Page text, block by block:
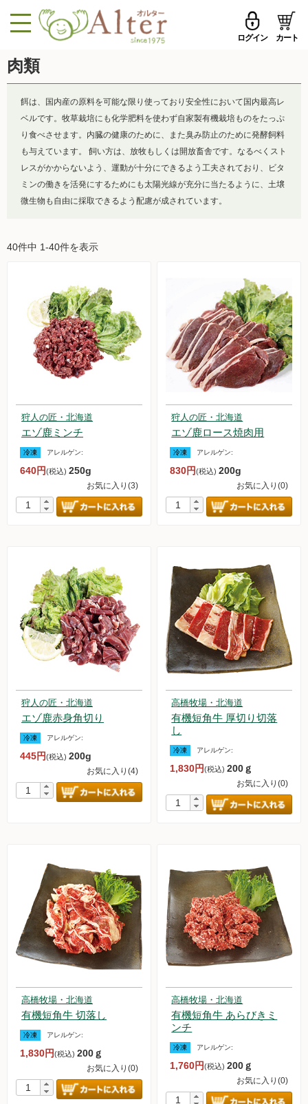
ログイン カート
メールアドレス
パスワード
メールアドレスを保存する
MENU
トップページへ戻る
品ものカテゴリ
セール品・おすすめ
お試しセット
今週の新登場
無農薬米・雑穀
無農薬豆
パン・蜂蜜・ジャム他
たまご・乳製品
水産品
冷蔵食品他
麺
乾物
調味料
飲料品
菓子類
粉・餅
健康応援グッズ
ご利用ガイド
お買い物について
取扱いアイテム数について
カートについて
お届け日について
送料ついて
返品・キャンセルについて
お支払い方法について
賞味期限について
肉類
餌は、国内産の原料を可能な限り使っており安全性において国内最高レ
ベルです。牧草栽培にも化学肥料を使わず自家製有機栽培ものをたっぷ
り食べさせます。内臓の健康のために、また臭み防止のために発酵飼料
も与えています。 飼い方は、放牧もしくは開放畜舎です。なるべくスト
レスがかからないよう、運動が十分にできるよう工夫されており、ビタ
ミンの働きを活発にするためにも太陽光線が充分に当たるように、土壌
微生物も自由に採取できるよう配慮が成されています。
40件中 1-40件を表示
狩人の匠・北海道
エゾ鹿ミンチ
冷凍 アレルゲン:
640円(税込) 250g
お気に入り(3)
狩人の匠・北海道
エゾ鹿ロース焼肉用
冷凍 アレルゲン:
830円(税込)200g
お気に入り(0)
狩人の匠・北海道
エゾ鹿赤身角切り
冷凍 アレルゲン:
445円(税込) 200g
お気に入り(4)
高橋牧場・北海道
有機短角牛 厚切り切落
し
冷凍 アレルゲン:
1,830円(税込)200ｇ
お気に入り(0)
高橋牧場・北海道
有機短角牛 切落し
冷凍 アレルゲン:
1,830円(税込) 200ｇ
お気に入り(0)
高橋牧場・北海道
有機短角牛 あらびきミ
ンチ
冷凍 アレルゲン:
1,760円(税込)200ｇ
お気に入り(0)